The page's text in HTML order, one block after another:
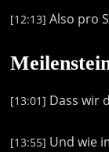
[12:13] Also pro
[13:01] Dass wir
[13:55] Und wie